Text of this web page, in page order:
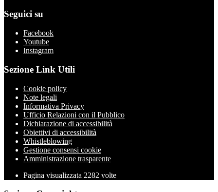
Seguici su
Facebook
Youtube
Instagram
Sezione Link Utili
Cookie policy
Note legali
Informativa Privacy
Ufficio Relazioni con il Pubblico
Dichiarazione di accessibilità
Obiettivi di accessibilità
Whistleblowing
Gestione consensi cookie
Amministrazione trasparente
Pagina visualizzata 2282 volte